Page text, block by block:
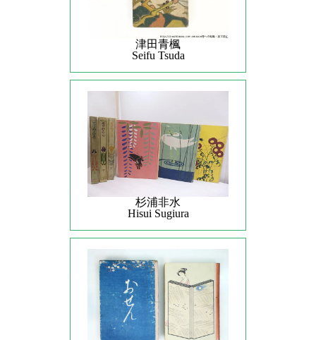
津田青楓
Seifu Tsuda
杉浦非水
Hisui Sugiura